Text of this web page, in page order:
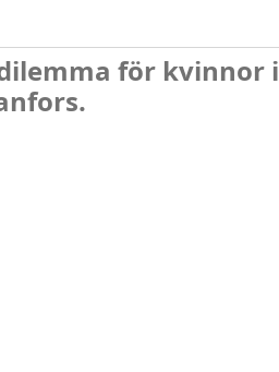
för kvinnor i